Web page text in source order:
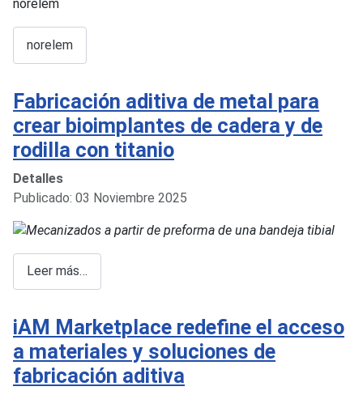
norelem
Fabricación aditiva de metal para
crear bioimplantes de cadera y de
rodilla con titanio
Detalles
Publicado: 03 Noviembre 2025
Leer más…
iAM Marketplace redefine el acceso
a materiales y soluciones de
fabricación aditiva